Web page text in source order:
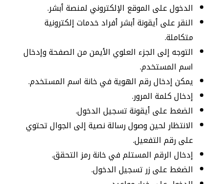
الدخول على الموقع الإلكتروني لمنصة أبشر.
النقر على أيقونة أبشر أفراد خدمات إلكترونية
متكاملة.
التوجه إلى الجزء العلوي الأيمن من الصفحة وإدخال
اسم المستخدم.
يمكن إدخال رقم الهوية في خانة اسم المستخدم.
إدخال كلمة المرور.
الضغط على أيقونة تسجيل الدخول.
الانتظار لحين وصول رسالة نصية إلى الجوال تحتوي
على رقم التفعيل.
إدخال الرقم المستلم في خانة رمز التحقق.
الضغط على زر تسجيل الدخول.